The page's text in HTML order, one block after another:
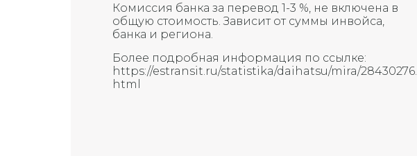
Комиссия банка за перевод 1-3 %, не включена в
общую стоимость. Зависит от суммы инвойса,
банка и региона.
Более подробная информация по ссылке:
https://estransit.ru/statistika/daihatsu/mira/28430276.
html